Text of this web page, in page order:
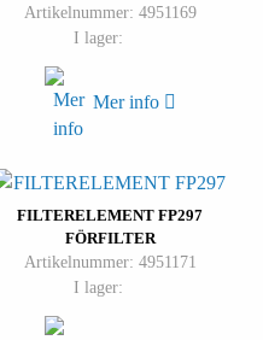
Artikelnummer: 4951169
I lager:
Mer info
FILTERELEMENT FP297
FÖRFILTER
Artikelnummer: 4951171
I lager: